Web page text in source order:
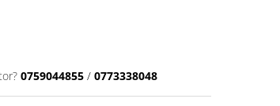
0759044855 / 0773338048